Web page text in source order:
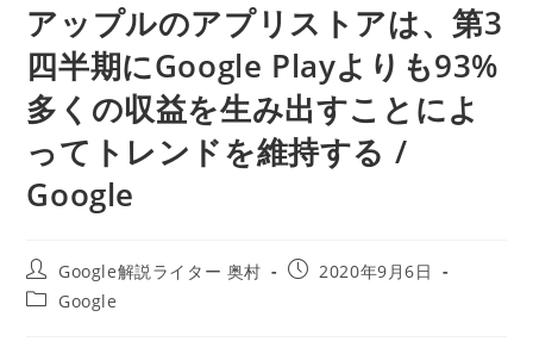
アップルのアプリストアは、第3
四半期にGoogle Playよりも93%
多くの収益を生み出すことによ
ってトレンドを維持する /
Google
投
稿
者:
Google解説ライター 奥村
投
2020年9月6日
投
Google